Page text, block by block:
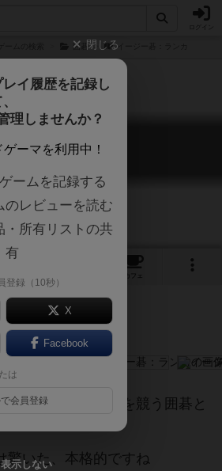
囲碁 イージー碁：ランカ
ジー碁：ランカ
Easy GO: Ranka
カフェ
ていて、地の大小を競う囲碁と
驚いた、本格的ですね
閉じる
イ履歴を記録し
理しませんか？
ゲーマを利用中！
ームを記録する
のレビューを読む
・所有リストの共
有
登録（10秒）
X
Facebook
は
会員登録
示しない